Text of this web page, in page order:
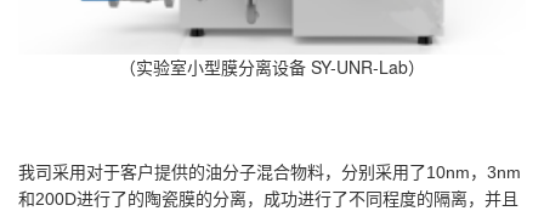
（实验室小型膜分离设备 SY-UNR-Lab）
我司采用对于客户提供的油分子混合物料，分别采用了10nm，3nm
和200D进行了的陶瓷膜的分离，成功进行了不同程度的隔离，并且